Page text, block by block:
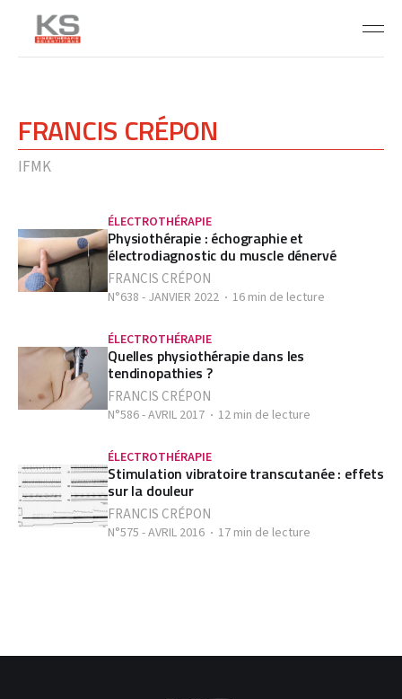
FRANCIS CRÉPON
IFMK
ÉLECTROTHÉRAPIE
Physiothérapie : échographie et
électrodiagnostic du muscle dénervé
FRANCIS CRÉPON
N°638 - JANVIER 2022 16 min de lecture
ÉLECTROTHÉRAPIE
Quelles physiothérapie dans les
tendinopathies ?
FRANCIS CRÉPON
N°586 - AVRIL 2017 12 min de lecture
ÉLECTROTHÉRAPIE
Stimulation vibratoire transcutanée : effets
sur la douleur
FRANCIS CRÉPON
N°575 - AVRIL 2016 17 min de lecture